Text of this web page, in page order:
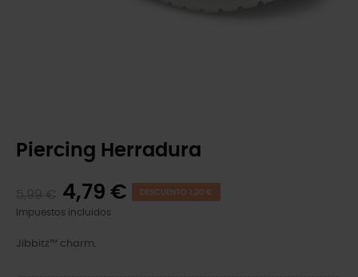
Piercing Herradura
4,79 € DESCUENTO 1,20 €
Impuestos incluidos
Jibbitz™ charm.